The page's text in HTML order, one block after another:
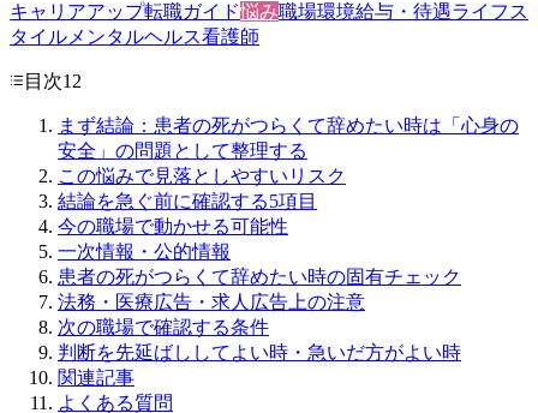
キャリアアップ転職ガイド悩み職場環境給与・待遇ライフス
タイル メンタルヘルス看護師
目次12
まず結論：患者の死がつらくて辞めたい時は「心身の
安全」の問題として整理する
この悩みで見落としやすいリスク
結論を急ぐ前に確認する5項目
今の職場で動かせる可能性
一次情報・公的情報
患者の死がつらくて辞めたい時の固有チェック
法務・医療広告・求人広告上の注意
次の職場で確認する条件
判断を先延ばししてよい時・急いだ方がよい時
関連記事
よくある質問